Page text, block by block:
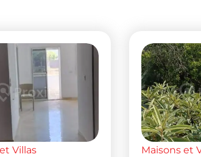
Villas Maisons et